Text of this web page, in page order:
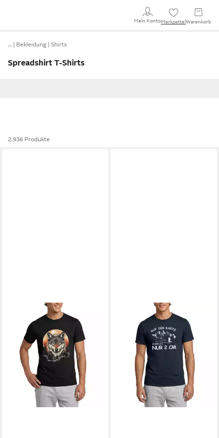
Mein KontoMerkzettel Warenkorb
… Bekleidung Shirts
Spreadshirt T-Shirts
2.936 Produkte